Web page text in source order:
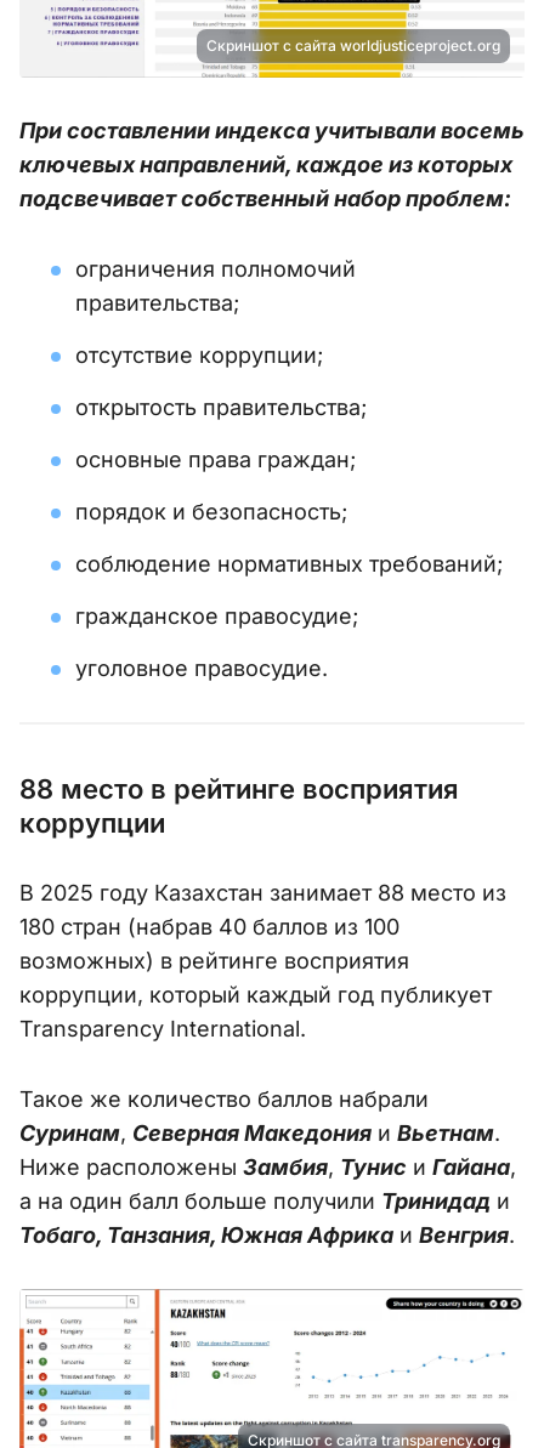
Скриншот с сайта worldjusticeproject.org
При составлении индекса учитывали восемь
ключевых направлений, каждое из которых
подсвечивает собственный набор проблем:
ограничения полномочий
правительства;
отсутствие коррупции;
открытость правительства;
основные права граждан;
порядок и безопасность;
соблюдение нормативных требований;
гражданское правосудие;
уголовное правосудие.
88 место в рейтинге восприятия
коррупции
В 2025 году Казахстан занимает 88 место из
180 стран (набрав 40 баллов из 100
возможных) в рейтинге восприятия
коррупции, который каждый год публикует
Transparency International.
Такое же количество баллов набрали
Суринам, Северная Македония и Вьетнам.
Ниже расположены Замбия, Тунис и Гайана,
а на один балл больше получили Тринидад и
Тобаго, Танзания, Южная Африка и Венгрия.
Скриншот с сайта transparency.org